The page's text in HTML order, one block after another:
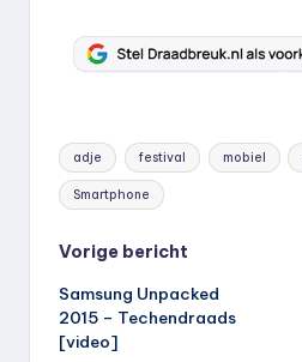
Tags:
adje festival mobiel
Smartphone
Bericht
navigatie
Vorige bericht
Samsung Unpacked
2015 – Techendraads
[video]